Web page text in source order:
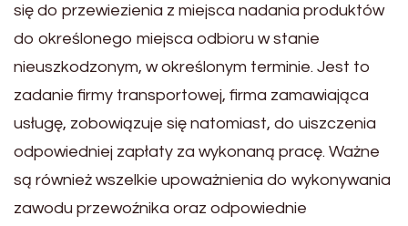
się do przewiezienia z miejsca nadania produktów
do określonego miejsca odbioru w stanie
nieuszkodzonym, w określonym terminie. Jest to
zadanie firmy transportowej, firma zamawiająca
usługę, zobowiązuje się natomiast, do uiszczenia
odpowiedniej zapłaty za wykonaną pracę. Ważne
są również wszelkie upoważnienia do wykonywania
zawodu przewoźnika oraz odpowiednie